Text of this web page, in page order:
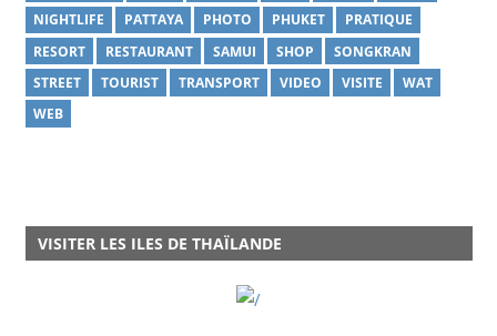
NIGHTLIFE
PATTAYA PHOTO PHUKET
PRATIQUE
RESORT
RESTAURANT SAMUI SHOP
SONGKRAN
STREET
TOURIST TRANSPORT VIDEO VISITE
WAT
WEB
VISITER LES ILES DE THAÏLANDE